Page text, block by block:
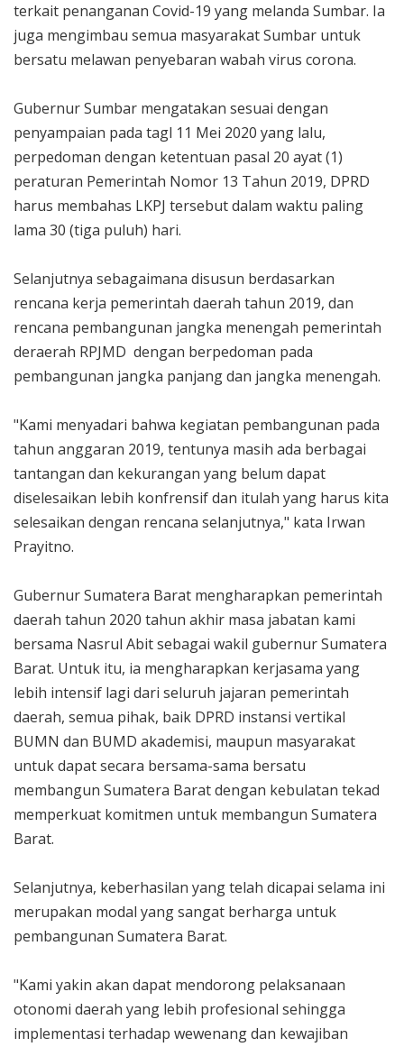
terkait penanganan Covid-19 yang melanda Sumbar. Ia
juga mengimbau semua masyarakat Sumbar untuk
bersatu melawan penyebaran wabah virus corona.
Gubernur Sumbar mengatakan sesuai dengan
penyampaian pada tagl 11 Mei 2020 yang lalu,
perpedoman dengan ketentuan pasal 20 ayat (1)
peraturan Pemerintah Nomor 13 Tahun 2019, DPRD
harus membahas LKPJ tersebut dalam waktu paling
lama 30 (tiga puluh) hari.
Selanjutnya sebagaimana disusun berdasarkan
rencana kerja pemerintah daerah tahun 2019, dan
rencana pembangunan jangka menengah pemerintah
deraerah RPJMD dengan berpedoman pada
pembangunan jangka panjang dan jangka menengah.
"Kami menyadari bahwa kegiatan pembangunan pada
tahun anggaran 2019, tentunya masih ada berbagai
tantangan dan kekurangan yang belum dapat
diselesaikan lebih konfrensif dan itulah yang harus kita
selesaikan dengan rencana selanjutnya," kata Irwan
Prayitno.
Gubernur Sumatera Barat mengharapkan pemerintah
daerah tahun 2020 tahun akhir masa jabatan kami
bersama Nasrul Abit sebagai wakil gubernur Sumatera
Barat. Untuk itu, ia mengharapkan kerjasama yang
lebih intensif lagi dari seluruh jajaran pemerintah
daerah, semua pihak, baik DPRD instansi vertikal
BUMN dan BUMD akademisi, maupun masyarakat
untuk dapat secara bersama-sama bersatu
membangun Sumatera Barat dengan kebulatan tekad
memperkuat komitmen untuk membangun Sumatera
Barat.
Selanjutnya, keberhasilan yang telah dicapai selama ini
merupakan modal yang sangat berharga untuk
pembangunan Sumatera Barat.
"Kami yakin akan dapat mendorong pelaksanaan
otonomi daerah yang lebih profesional sehingga
implementasi terhadap wewenang dan kewajiban